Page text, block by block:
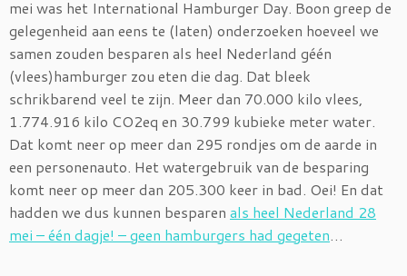
mei was het International Hamburger Day. Boon greep de
gelegenheid aan eens te (laten) onderzoeken hoeveel we
samen zouden besparen als heel Nederland géén
(vlees)hamburger zou eten die dag. Dat bleek
schrikbarend veel te zijn. Meer dan 70.000 kilo vlees,
1.774.916 kilo CO2eq en 30.799 kubieke meter water.
Dat komt neer op meer dan 295 rondjes om de aarde in
een personenauto. Het watergebruik van de besparing
komt neer op meer dan 205.300 keer in bad. Oei! En dat
hadden we dus kunnen besparen als heel Nederland 28
mei – één dagje! – geen hamburgers had gegeten…